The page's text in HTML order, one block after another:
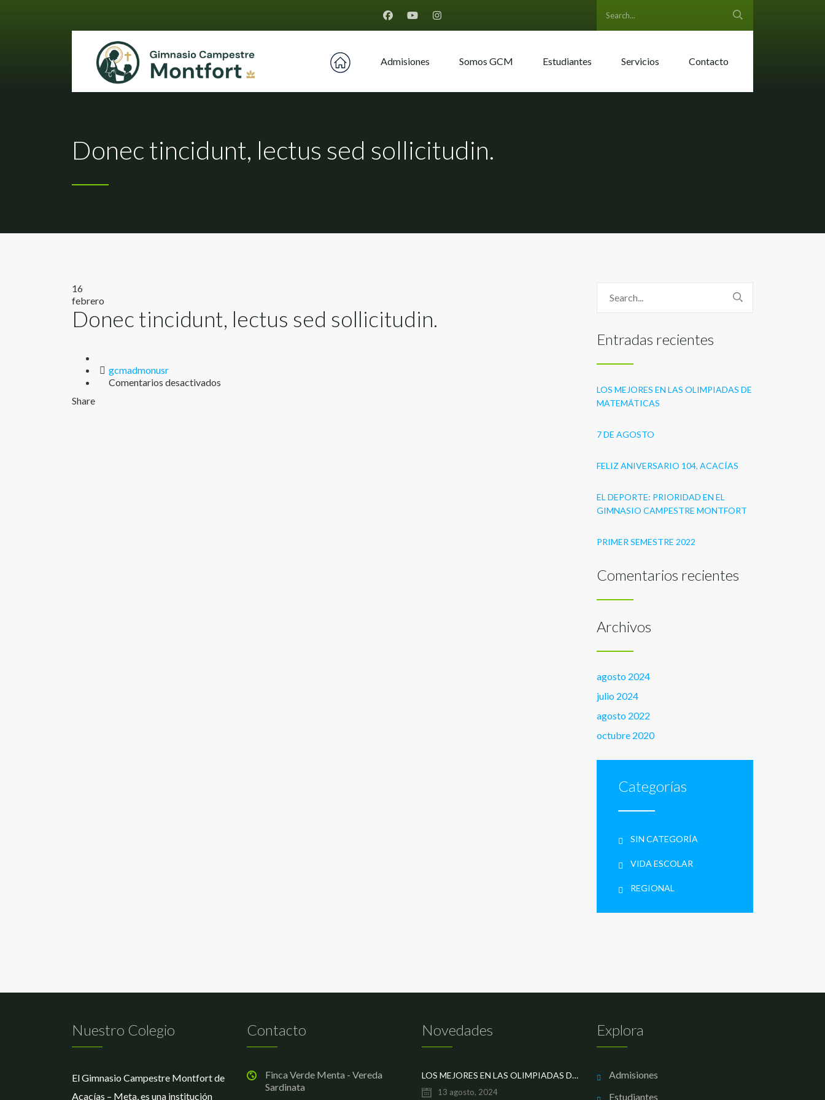
Home Montfort
Admisiones Somos GCM Estudiantes Servicios Contacto
Donec tincidunt, lectus sed sollicitudin.
16
febrero
Donec tincidunt, lectus sed sollicitudin.
Author
gcmadmonusr
Comentarios desactivados
Share
Entradas recientes
LOS MEJORES EN LAS OLIMPIADAS DE
MATEMÁTICAS
7 DE AGOSTO
FELIZ ANIVERSARIO 104, ACACÍAS
EL DEPORTE: PRIORIDAD EN EL
GIMNASIO CAMPESTRE MONTFORT
PRIMER SEMESTRE 2022
Comentarios recientes
Archivos
agosto 2024
julio 2024
agosto 2022
octubre 2020
Categorías
SIN CATEGORÍA
VIDA ESCOLAR
REGIONAL
Nuestro Colegio
El Gimnasio Campestre Montfort de
Acacías – Meta, es una institución
Contacto
Finca Verde Menta - Vereda
Sardinata
Novedades
LOS MEJORES EN LAS OLIMPIADAS DE MATEMÁTICAS
13 agosto, 2024
Explora
Admisiones
Estudiantes